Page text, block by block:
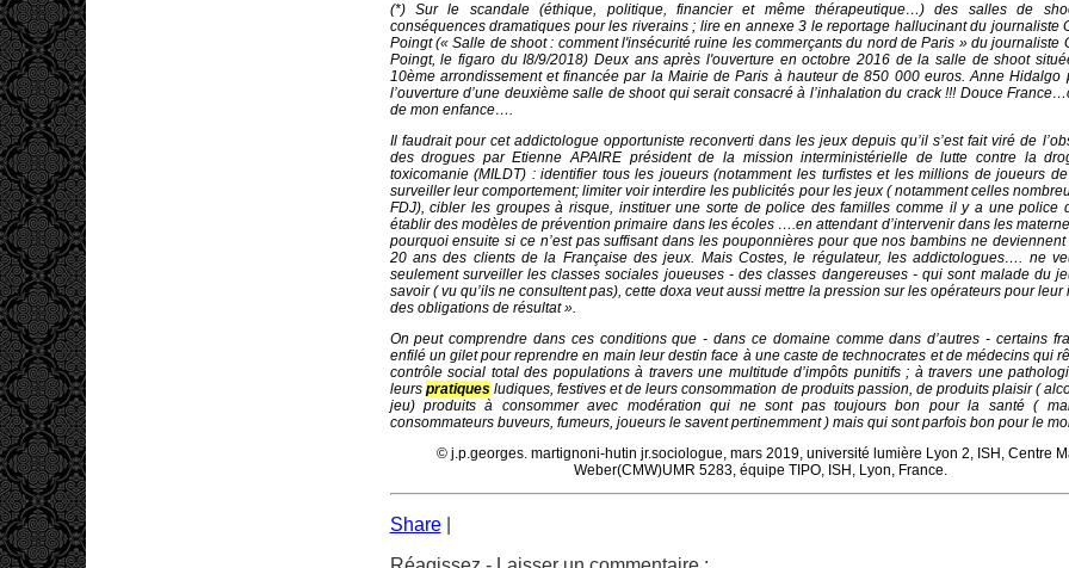
(*) Sur le scandale (éthique, politique, financier et même thérapeutique…) des salles de
conséquences dramatiques pour les riverains ; lire en annexe 3 le reportage hallucinant du journaliste
Poingt (« Salle de shoot : comment l'insécurité ruine les commerçants du nord de Paris » du journaliste
Poingt, le figaro du I8/9/2018) Deux ans après l'ouverture en octobre 2016 de la salle de shoot
10ème arrondissement et financée par la Mairie de Paris à hauteur de850 000 euros. Anne Hidalgo
l’ouverture d’une deuxième salle de shoot qui serait consacré à l’inhalation du crack !!! Douce
de mon enfance….
Il faudrait pour cet addictologue opportuniste reconverti dans les jeux depuis qu’il s’est fait viré de
des drogues par Etienne APAIRE président de la mission interministérielle de lutte contre la
toxicomanie (MILDT) : identifier tous les joueurs (notamment les turfistes et les millions de joueurs
surveiller leur comportement; limiter voir interdire les publicités pour les jeux ( notamment celles
FDJ), cibler les groupes à risque, instituer une sorte de police des familles comme il y a une police
établir des modèles de prévention primaire dans les écoles ….en attendant d’intervenir dans les
pourquoi ensuite si ce n’est pas suffisant dans les pouponnières pour que nos bambins ne
20 ans des clients de la Française des jeux. Mais Costes, le régulateur, les addictologues…. ne
seulement surveiller les classes sociales joueuses - des classes dangereuses - qui sont malade du
savoir ( vu qu’ils ne consultent pas), cette doxa veut aussi mettre la pression sur les opérateurs pour leur
des obligations de résultat ».
On peut comprendre dans ces conditions que - dans ce domaine comme dans d’autres - certains
enfilé un gilet pour reprendre en main leur destin face à une caste de technocrates et de médecins qui
contrôle social total des populations à travers une multitude d’impôts punitifs ; à travers une
leurs pratiquesludiques, festives et de leurs consommation de produits passion, de produits plaisir (
jeu) produits à consommer avec modération qui ne sont pas toujours bon pour la santé (
consommateurs buveurs, fumeurs, joueurs le savent pertinemment ) mais qui sont parfois bon pour le
© j.p.georges. martignoni-hutin jr.sociologue, mars 2019, université lumière Lyon 2, ISH, Centre
Weber(CMW)UMR 5283, équipe TIPO, ISH, Lyon, France.
Share